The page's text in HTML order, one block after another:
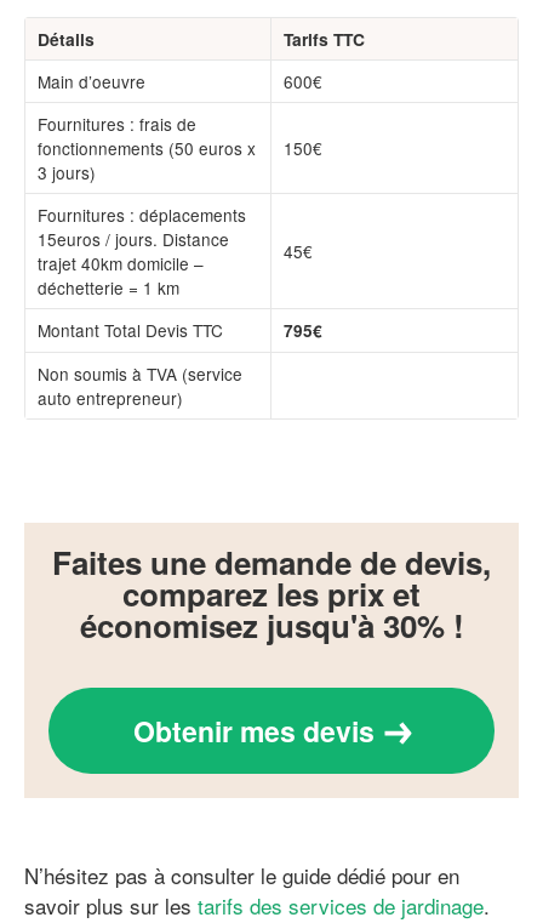
Détails
Tarifs TTC
Main d’oeuvre
600€
Fournitures : frais de
fonctionnements (50 euros x
3 jours)
150€
Fournitures : déplacements
15euros / jours. Distance
trajet 40km domicile –
déchetterie = 1 km
45€
Montant Total Devis TTC 795€
Non soumis à TVA (service
auto entrepreneur)
Faites une demande de devis,
comparez les prix et
économisez jusqu'à 30% !
Obtenir mes devis
N’hésitez pas à consulter le guide dédié pour en
savoir plus sur les tarifs des services de jardinage.